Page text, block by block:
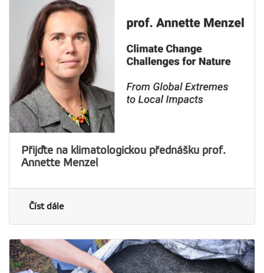
Přijďte na klimatologickou přednášku prof.
Annette Menzel
Číst dále